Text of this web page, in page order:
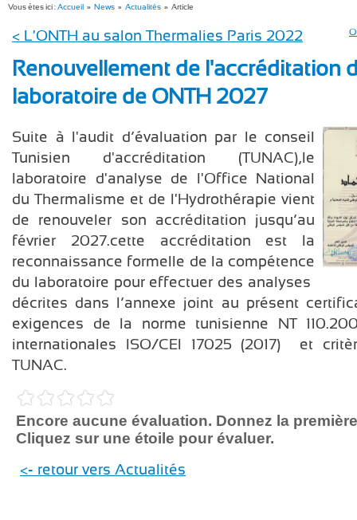
Vous êtes ici :Accueil » News » Actualités » Article
< L'ONTH au salon Thermalies Paris 2022
Renouvellement de l'accréditation
laboratoire de ONTH 2027
Suite à l'audit d’évaluation par le conseil
Tunisien d'accréditation (TUNAC),le
laboratoire d'analyse de l'Office National
du Thermalisme et de l'Hydrothérapie vient
de renouveler son accréditation jusqu’au
février 2027.cette accréditation est la
reconnaissance formelle de la compétence
du laboratoire pour effectuer des analyses
décrites dans l’annexe joint au présent
exigences de la norme tunisienne NT
internationales ISO/CEI 17025 (2017) et
TUNAC.
Encore aucune évaluation. Donnez la
Cliquez sur une étoile pour évaluer.
<- retour vers Actualités